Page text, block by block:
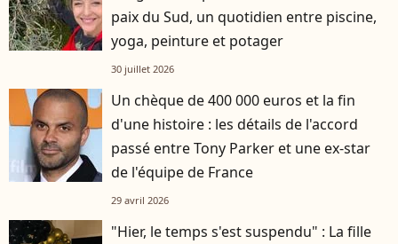
paix du Sud, un quotidien entre piscine,
yoga, peinture et potager
30 juillet 2026
Un chèque de 400 000 euros et la fin
d'une histoire : les détails de l'accord
passé entre Tony Parker et une ex-star
de l'équipe de France
29 avril 2026
"Hier, le temps s'est suspendu" : La fille